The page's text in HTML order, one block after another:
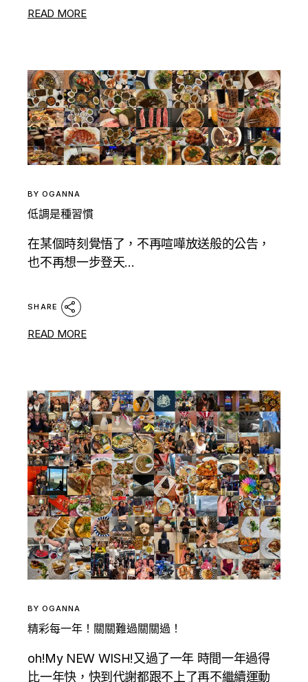
READ MORE
BY OGANNA
低調是種習慣
在某個時刻覺悟了，不再喧嘩放送般的公告，
也不再想一步登天...
SHARE
READ MORE
BY OGANNA
精彩每一年！關關難過關關過！
oh!My NEW WISH!又過了一年 時間一年過得
比一年快，快到代謝都跟不上了再不繼續運動